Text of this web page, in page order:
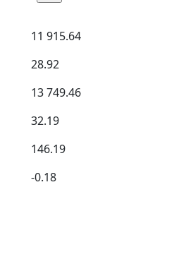
11 915.64
28.92
13 749.46
32.19
146.19
-0.18